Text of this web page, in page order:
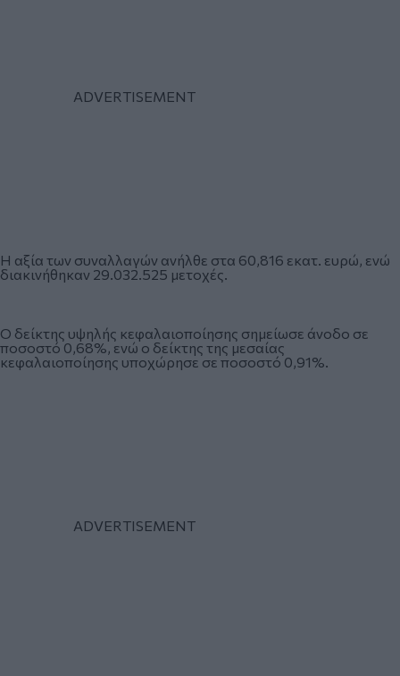
Η αξία των συναλλαγών ανήλθε στα 60,816 εκατ. ευρώ, ενώ
διακινήθηκαν 29.032.525 μετοχές.
Ο δείκτης υψηλής κεφαλαιοποίησης σημείωσε άνοδο σε
ποσοστό 0,68%, ενώ ο δείκτης της μεσαίας
κεφαλαιοποίησης υποχώρησε σε ποσοστό 0,91%.